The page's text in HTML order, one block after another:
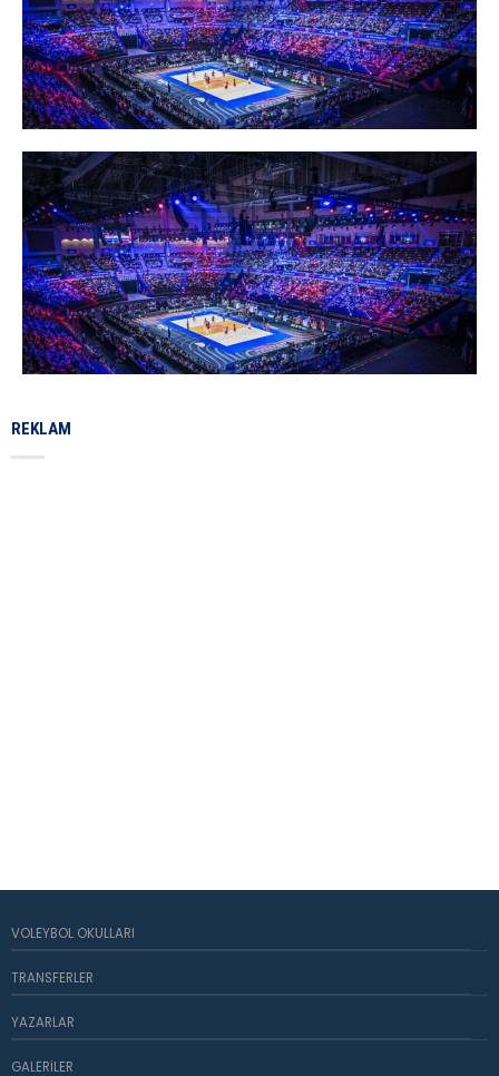
REKLAM
VOLEYBOL OKULLARI
TRANSFERLER
YAZARLAR
GALERILER